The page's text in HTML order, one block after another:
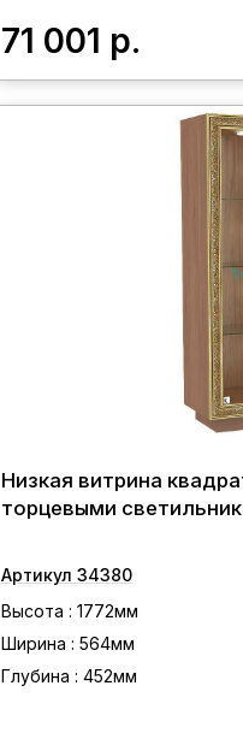
71 001 р.
Низкая витрина
торцевыми
Артикул 34380
Высота : 1772мм
Ширина : 564мм
Глубина : 452мм